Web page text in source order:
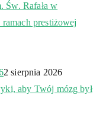
Św. Rafała w
prestiżowej
2 sierpnia 2026
aby Twój mózg był